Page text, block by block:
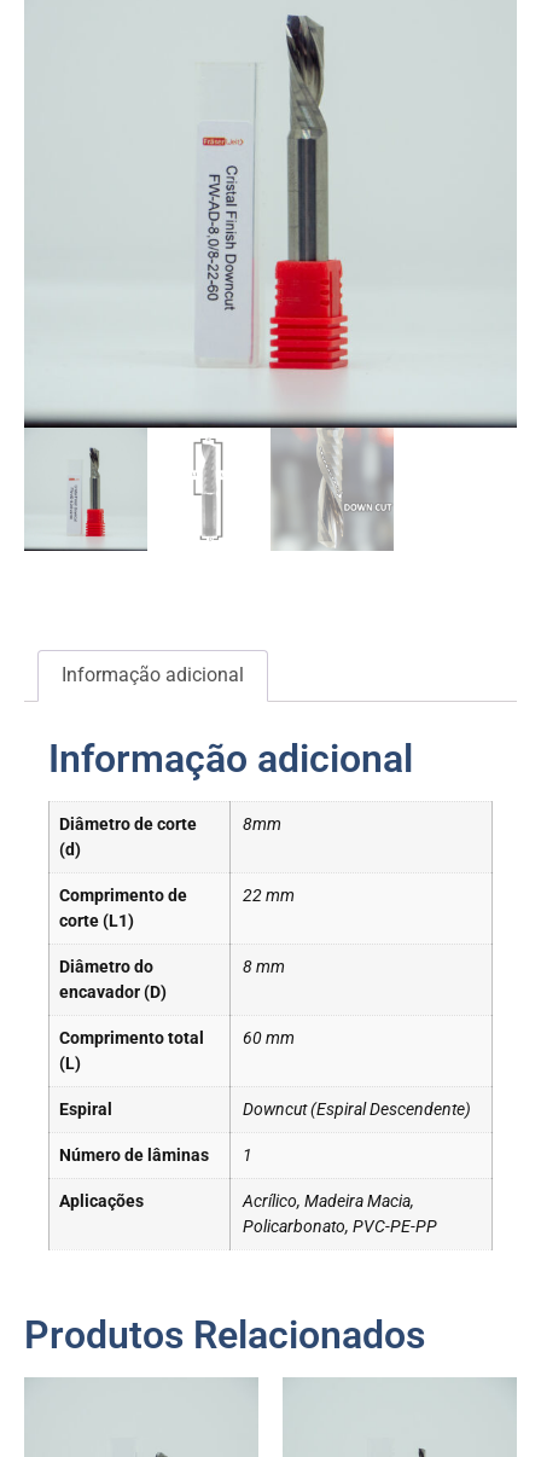
Informação adicional
Informação adicional
Diâmetro de corte
(d)
8mm
Comprimento de
corte (L1)
22 mm
Diâmetro do
encavador (D)
8 mm
Comprimento total
(L)
60 mm
Espiral Downcut (Espiral Descendente)
Número de lâminas 1
Aplicações
Acrílico, Madeira Macia,
Policarbonato, PVC-PE-PP
Produtos Relacionados